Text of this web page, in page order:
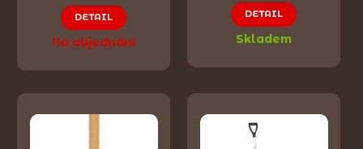
DETAIL
Na objednání
DETAIL
Skladem